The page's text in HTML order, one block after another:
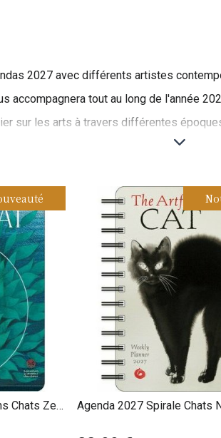
2027 avec différents artistes
accompagnera tout au long de l'année
sur les arts à travers différentes
votre année. Chaque agenda vous
de Vinci, Michel-Ange et Raphaël.
la grandeur de cette époque.
le Rococo, et les mouvements
d’artistes comme Delacroix, Turner
et parfois mélancoliques, propres à
des mouvements modernes et
et d'autres artistes
en page épurées, alliant art et
les passionnés d’art, offrant chaque
et la découverte artistique, pour
Chats Zen
Agenda 2027 Spirale Chats